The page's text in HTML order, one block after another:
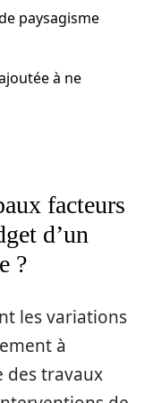
paysagisme
à ne
facteurs
d’un
?
les variations
à
des travaux